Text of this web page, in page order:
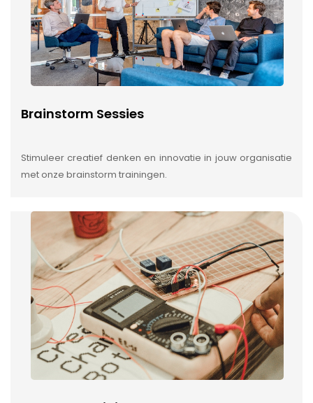
Brainstorm Sessies
Stimuleer creatief denken en innovatie in jouw organisatie
met onze brainstorm trainingen.